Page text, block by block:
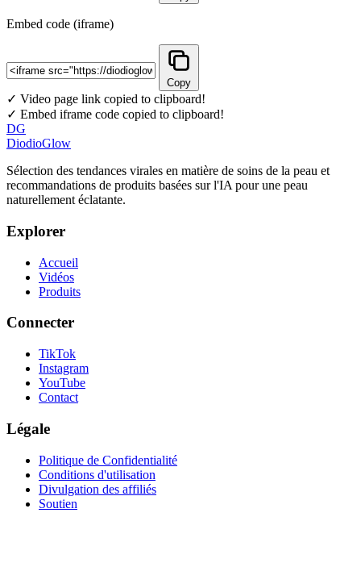
Embed code (iframe)
Copy
✓ Video page link copied to clipboard!
✓ Embed iframe code copied to clipboard!
DG
DiodioGlow
Sélection des tendances virales en matière de soins de la peau et
recommandations de produits basées sur l'IA pour une peau
naturellement éclatante.
Explorer
Accueil
Vidéos
Produits
Connecter
TikTok
Instagram
YouTube
Contact
Légale
Politique de Confidentialité
Conditions d'utilisation
Divulgation des affiliés
Soutien